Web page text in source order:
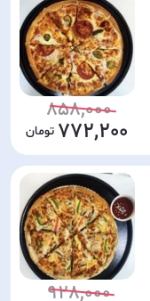
858,000
772,200
928,000